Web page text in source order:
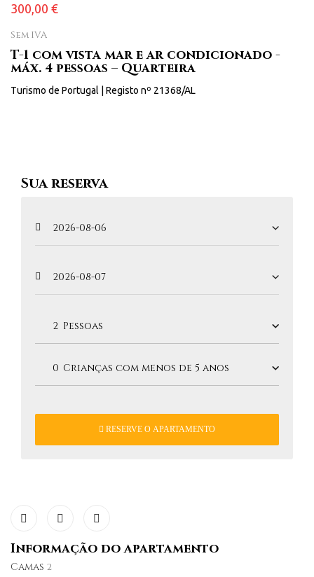
300,00 €
Sem IVA
T-1 com vista mar e ar condicionado -
máx. 4 pessoas – Quarteira
Turismo de Portugal | Registo nº 21368/AL
Sua reserva
RESERVE O APARTAMENTO
Informação do apartamento
Camas 2